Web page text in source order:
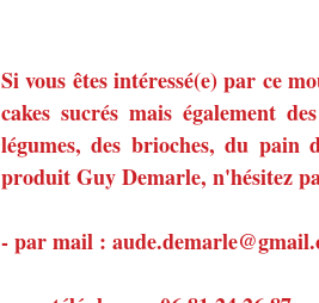
Si vous êtes intéressé(e) par ce
cakes sucrés mais également
légumes, des brioches, du
produit Guy Demarle, n'hésitez
- par mail :